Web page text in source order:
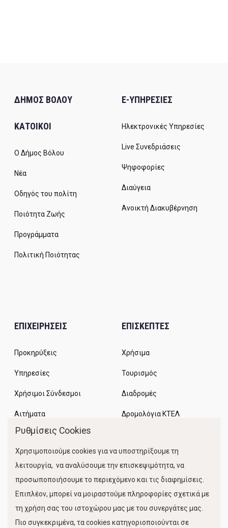
ΔΗΜΟΣ ΒΟΛΟΥ
ΚΑΤΟΙΚΟΙ
Ο Δήμος Βόλου
Νέα
Οδηγός του πολίτη
Ποιότητα Ζωής
Προγράμματα
Πολιτική Ποιότητας
E-ΥΠΗΡΕΣΙΕΣ
Ηλεκτρονικές Υπηρεσίες
Live Συνεδριάσεις
Ψηφοφορίες
Διαύγεια
Ανοικτή Διακυβέρνηση
ΕΠΙΧΕΙΡΗΣΕΙΣ
Προκηρύξεις
Υπηρεσίες
Χρήσιμοι Σύνδεσμοι
Αιτήματα
ΕΠΙΣΚΕΠΤΕΣ
Χρήσιμα
Τουρισμός
Διαδρομές
Δρομολόγια ΚΤΕΛ
Κίνηση Λιμένος
Ρυθμίσεις Cookies
Χρησιμοποιούμε cookies για να υποστηρίξουμε τη
λειτουργία, να αναλύσουμε την επισκεψιμότητα, να
προσωποποιήσουμε το περιεχόμενο και τις διαφημίσεις.
Επιπλέον, μπορεί να μοιραστούμε πληροφορίες σχετικά με
τη χρήση σας του ιστοχώρου μας με του συνεργάτες μας.
Πιο συγκεκριμένα, τα cookies κατηγοριοποιούνται σε